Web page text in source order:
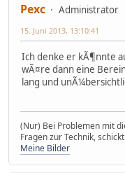
Pexc
Administrator
15. Juni 2013, 13:10:41
Ich denke er kÃ¶nnte
wÃ¤re dann eine
lang und
(Nur) Bei Problemen mit
Fragen zur Technik,
Meine Bilder